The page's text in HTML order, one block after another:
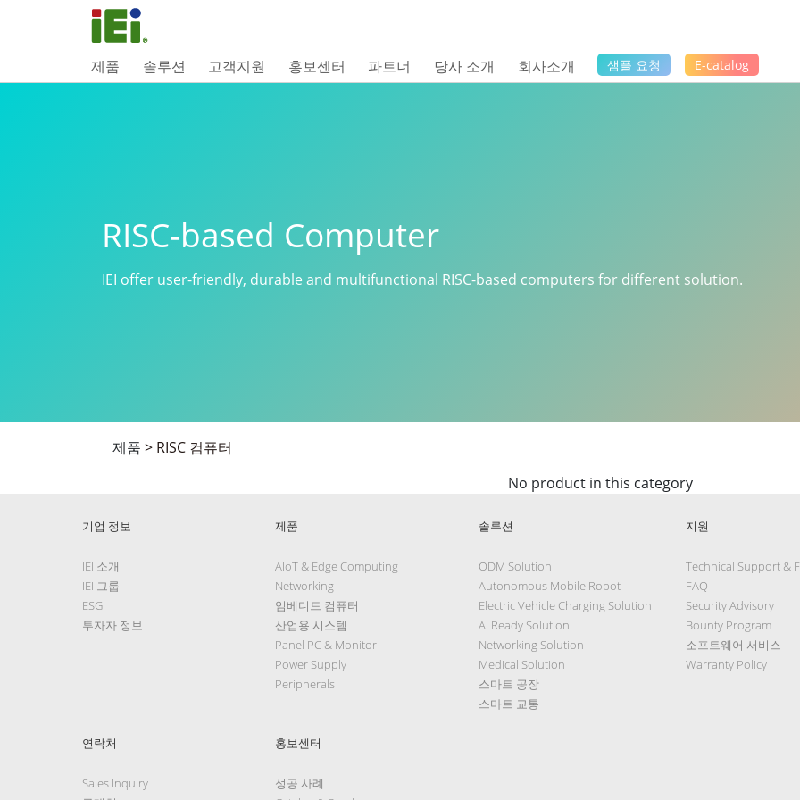
제품 솔루션 고객지원 홍보센터 파트너 당사 소개 회사소개 샘플 요청 E-catalog
RISC-based Computer
IEI offer user-friendly, durable and multifunctional RISC-based computers for different solution.
제품 > RISC 컴퓨터
No product in this category
기업 정보
IEI 소개
IEI 그룹
ESG
투자자 정보
제품
AIoT & Edge Computing
Networking
임베디드 컴퓨터
산업용 시스템
Panel PC & Monitor
Power Supply
Peripherals
솔루션
ODM Solution
Autonomous Mobile Robot
Electric Vehicle Charging Solution
AI Ready Solution
Networking Solution
Medical Solution
스마트 공장
스마트 교통
지원
Technical Support &
FAQ
Security Advisory
Bounty Program
소프트웨어 서비스
Warranty Policy
연락처
Sales Inquiry
홍보센터
성공 사례